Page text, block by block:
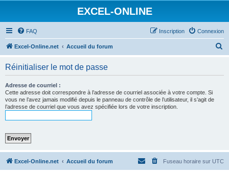
EXCEL-ONLINE
FAQ Connexion
Inscription
Excel-Online.net Accueil du forum
Réinitialiser le mot de passe
Adresse de courriel :
Cette adresse doit correspondre à l’adresse de courriel associée à votre compte. Si
vous ne l’avez jamais modifié depuis le panneau de contrôle de l’utilisateur, il s’agit de
l’adresse de courriel que vous avez spécifiée lors de votre inscription.
Excel-Online.net Accueil du forum Fuseau horaire sur UTC